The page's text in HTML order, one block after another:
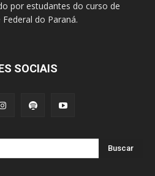
por estudantes do curso de
do Paraná.
SOCIAIS
Buscar